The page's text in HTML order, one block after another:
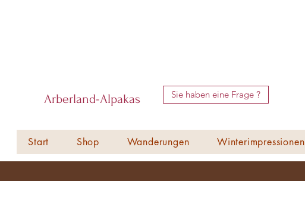
Arberland-Alpakas Sie haben eine Frage ?
Start Shop Wanderungen Winterimpressionen